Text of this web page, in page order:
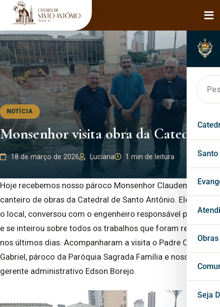
Seja
NOTÍCIA
Monsenhor visita obra da Catedral
18 de março de 2026 Luciana 1 min de leitura
Hoje recebemos nosso pároco Monsenhor Claudemir no
canteiro de obras da Catedral de Santo Antônio. Ele visitou
o local, conversou com o engenheiro responsável pela obra
e se inteirou sobre todos os trabalhos que foram realizados
nos últimos dias. Acompanharam a visita o Padre Cláudio
Gabriel, pároco da Paróquia Sagrada Família e nosso
gerente administrativo Edson Borejo.